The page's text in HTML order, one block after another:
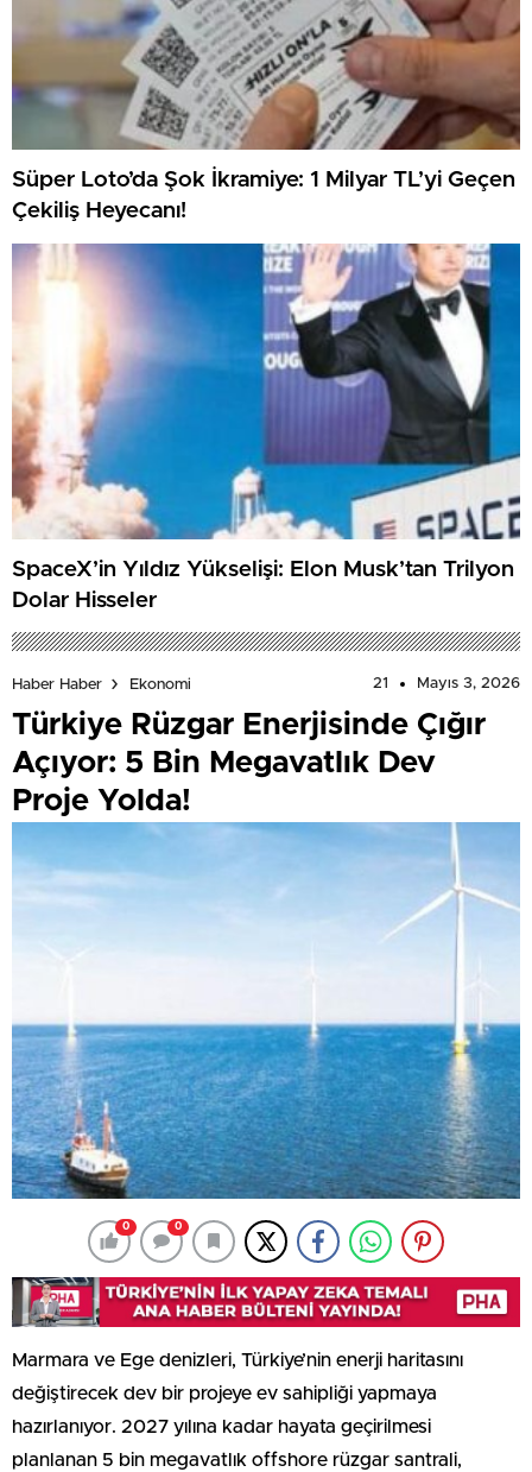
Süper Loto’da Şok İkramiye: 1 Milyar TL’yi Geçen
Çekiliş Heyecanı!
SpaceX’in Yıldız Yükselişi: Elon Musk’tan Trilyon
Dolar Hisseler
Haber Haber Ekonomi 21 Mayıs 3, 2026
Türkiye Rüzgar Enerjisinde Çığır
Açıyor: 5 Bin Megavatlık Dev
Proje Yolda!
0 0
Marmara ve Ege denizleri, Türkiye’nin enerji haritasını
değiştirecek dev bir projeye ev sahipliği yapmaya
hazırlanıyor. 2027 yılına kadar hayata geçirilmesi
planlanan 5 bin megavatlık offshore rüzgar santrali,